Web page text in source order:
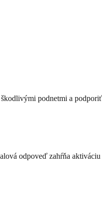
podnetmi a
odpoveď zahŕňa